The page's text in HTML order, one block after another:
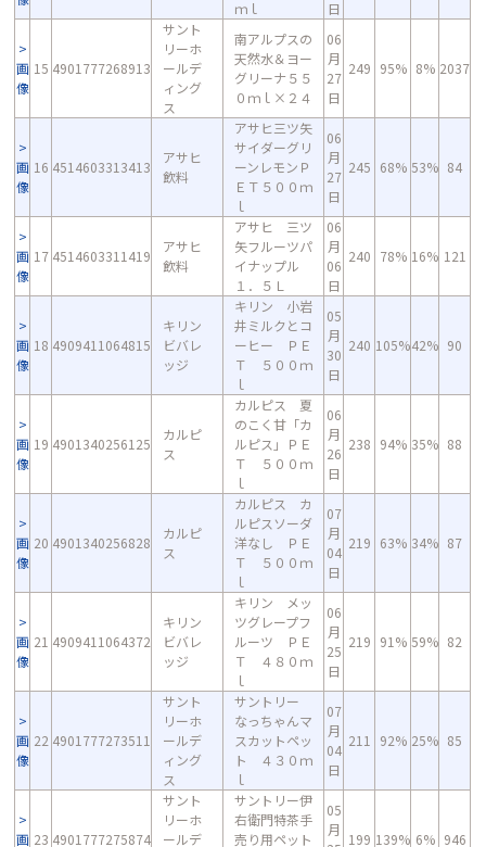
ｍｌ 日
画
像
15 4901777268913
サント
リーホ
ールデ
ィング
ス
南アルプスの
天然水＆ヨー
グリーナ５５
０ｍｌ×２４
06
月
27
日
249 95% 8% 2037
画
像
16 4514603313413
アサヒ
飲料
アサヒ三ツ矢
サイダーグリ
ーンレモンＰ
ＥＴ５００ｍ
ｌ
06
月
27
日
245 68% 53% 84
画
像
17 4514603311419
アサヒ
飲料
アサヒ 三ツ
矢フルーツパ
イナップル
１．５Ｌ
06
月
06
日
240 78% 16% 121
画
像
18 4909411064815
キリン
ビバレ
ッジ
キリン 小岩
井ミルクとコ
ーヒー ＰＥ
Ｔ ５００ｍ
ｌ
05
月
30
日
240 105%42% 90
画
像
19 4901340256125
カルピ
ス
カルピス 夏
のこく甘「カ
ルピス」ＰＥ
Ｔ ５００ｍ
ｌ
06
月
26
日
238 94% 35% 88
画
像
20 4901340256828
カルピ
ス
カルピス カ
ルピスソーダ
洋なし ＰＥ
Ｔ ５００ｍ
ｌ
07
月
04
日
219 63% 34% 87
画
像
21 4909411064372
キリン
ビバレ
ッジ
キリン メッ
ツグレープフ
ルーツ ＰＥ
Ｔ ４８０ｍ
ｌ
06
月
25
日
219 91% 59% 82
画
像
22 4901777273511
サント
リーホ
ールデ
ィング
ス
サントリー
なっちゃんマ
スカットペッ
ト ４３０ｍ
ｌ
07
月
04
日
211 92% 25% 85
画 23 4901777275874
サント
リーホ
ールデ
サントリー伊
右衛門特茶手
売り用ペット
05
月
199 139% 6% 946